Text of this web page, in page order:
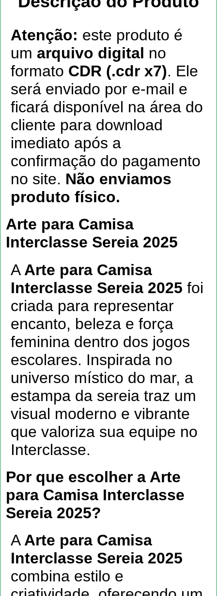
Atenção: este produto é
um arquivo digital no
formato CDR (.cdr x7). Ele
será enviado por e-mail e
ficará disponível na área do
cliente para download
imediato após a
confirmação do pagamento
no site. Não enviamos
produto físico.
Arte para Camisa
Interclasse Sereia 2025
AArte para Camisa
Interclasse Sereia 2025 foi
criada para representar
encanto, beleza e força
feminina dentro dos jogos
escolares. Inspirada no
universo místico do mar, a
estampa da sereia traz um
visual moderno e vibrante
que valoriza sua equipe no
Interclasse.
Por que escolher a Arte
para Camisa Interclasse
Sereia 2025?
A Arte para Camisa
Interclasse Sereia 2025
combina estilo e